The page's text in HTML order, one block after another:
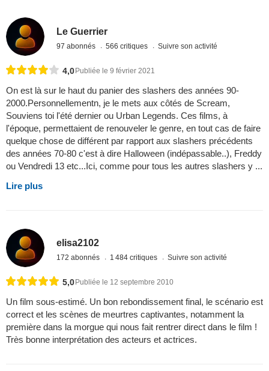
Le Guerrier
97 abonnés 566 critiques Suivre son activité
4,0 Publiée le 9 février 2021
On est là sur le haut du panier des slashers des années 90-
2000.Personnellementn, je le mets aux côtés de Scream,
Souviens toi l'été dernier ou Urban Legends. Ces films, à
l'époque, permettaient de renouveler le genre, en tout cas de faire
quelque chose de différent par rapport aux slashers précédents
des années 70-80 c'est à dire Halloween (indépassable..), Freddy
ou Vendredi 13 etc...Ici, comme pour tous les autres slashers y ...
Lire plus
elisa2102
172 abonnés 1 484 critiques Suivre son activité
5,0 Publiée le 12 septembre 2010
Un film sous-estimé. Un bon rebondissement final, le scénario est
correct et les scènes de meurtres captivantes, notamment la
première dans la morgue qui nous fait rentrer direct dans le film !
Très bonne interprétation des acteurs et actrices.